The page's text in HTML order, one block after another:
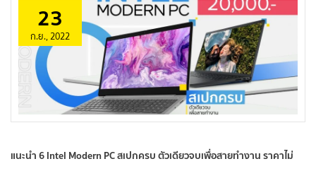
23
ก.ย., 2022
แนะนำ 6 Intel Modern PC สเปกครบ ตัวเดียวจบเพื่อสายทำงาน ราคาไม่